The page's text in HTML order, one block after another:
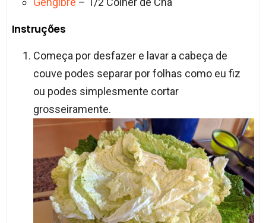
Instruções
Começa por desfazer e lavar a cabeça de
couve podes separar por folhas como eu fiz
ou podes simplesmente cortar
grosseiramente.